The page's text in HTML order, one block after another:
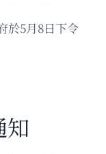
於5月8日下令
知